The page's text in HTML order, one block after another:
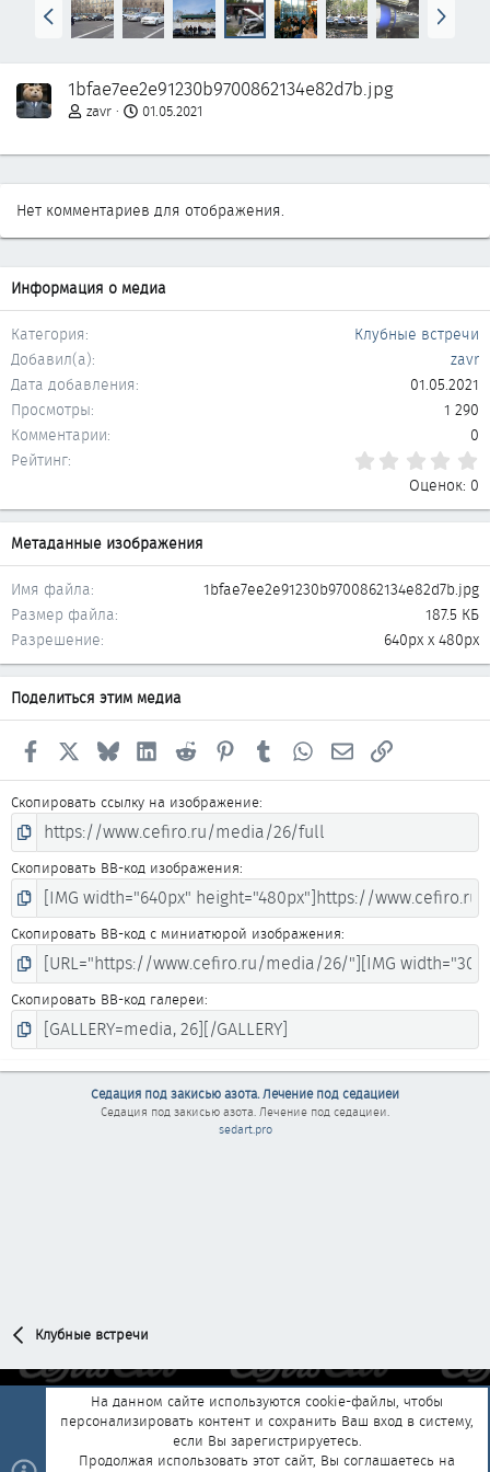
Н
а
а
д
В
п
р
1bfae7ee2e91230b9700862134e82d7b.jpg
zavr 01.05.2021
Нет комментариев для отображения.
Информация о медиа
Категория
Клубные встречи
Добавил(а)
zavr
Дата добавления
01.05.2021
Просмотры
1 290
Комментарии
0
Рейтинг
Оценок: 0
Метаданные изображения
Имя файла
1bfae7ee2e91230b9700862134e82d7b.jpg
Размер файла
187.5 КБ
Разрешение
640px x 480px
Поделиться этим медиа
Facebook Bluesky LinkedInReddit PinterestTumblr WhatsAppЭлектронная почта
Ссылка
Скопировать ссылку на изображение
Скопировать BB-код изображения
Скопировать BB-код с миниатюрой изображения
Скопировать BB-код галереи
Седация под закисью азота. Лечение под седациеи
Седация под закисью азота. Лечение под седациеи.
sedart.pro
Клубные встречи
Обратная связь
Условия и правила
Политика конфиденциальности
Помощь Главная
S
На данном сайте используются cookie-файлы, чтобы
персонализировать контент и сохранить Ваш вход в систему,
если Вы зарегистрируетесь.
Продолжая использовать этот сайт, Вы соглашаетесь на